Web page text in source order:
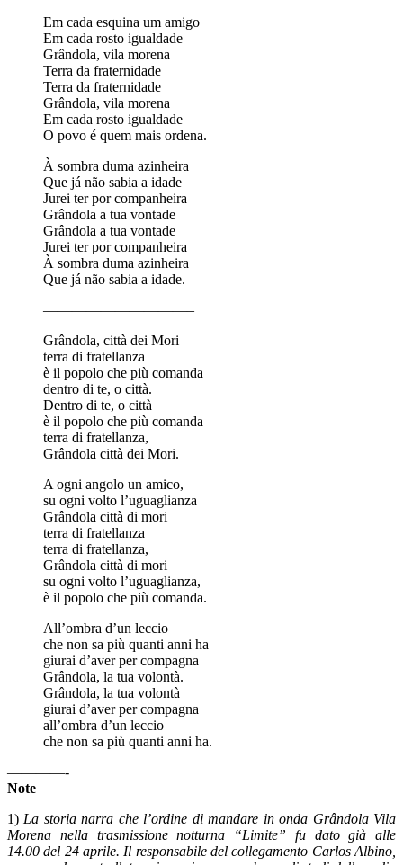
Em cada esquina um amigo
Em cada rosto igualdade
Grândola, vila morena
Terra da fraternidade
Terra da fraternidade
Grândola, vila morena
Em cada rosto igualdade
O povo é quem mais ordena.
À sombra duma azinheira
Que já não sabia a idade
Jurei ter por companheira
Grândola a tua vontade
Grândola a tua vontade
Jurei ter por companheira
À sombra duma azinheira
Que já não sabia a idade.
——————————–
Grândola, città dei Mori
terra di fratellanza
è il popolo che più comanda
dentro di te, o città.
Dentro di te, o città
è il popolo che più comanda
terra di fratellanza,
Grândola città dei Mori.
A ogni angolo un amico,
su ogni volto l’uguaglianza
Grândola città di mori
terra di fratellanza
terra di fratellanza,
Grândola città di mori
su ogni volto l’uguaglianza,
è il popolo che più comanda.
All’ombra d’un leccio
che non sa più quanti anni ha
giurai d’aver per compagna
Grândola, la tua volontà.
Grândola, la tua volontà
giurai d’aver per compagna
all’ombra d’un leccio
che non sa più quanti anni ha.
————-
Note
1) La storia narra che l’ordine di mandare in onda Grândola Vila
Morena nella trasmissione notturna “Limite” fu dato già alle
14.00 del 24 aprile. Il responsabile del collegamento Carlos Albino,